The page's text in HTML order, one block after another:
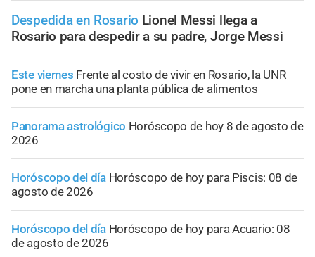
Despedida en Rosario Lionel Messi llega a
Rosario para despedir a su padre, Jorge Messi
Este viernes Frente al costo de vivir en Rosario, la UNR
pone en marcha una planta pública de alimentos
Panorama astrológico Horóscopo de hoy 8 de agosto de
2026
Horóscopo del día Horóscopo de hoy para Piscis: 08 de
agosto de 2026
Horóscopo del día Horóscopo de hoy para Acuario: 08
de agosto de 2026